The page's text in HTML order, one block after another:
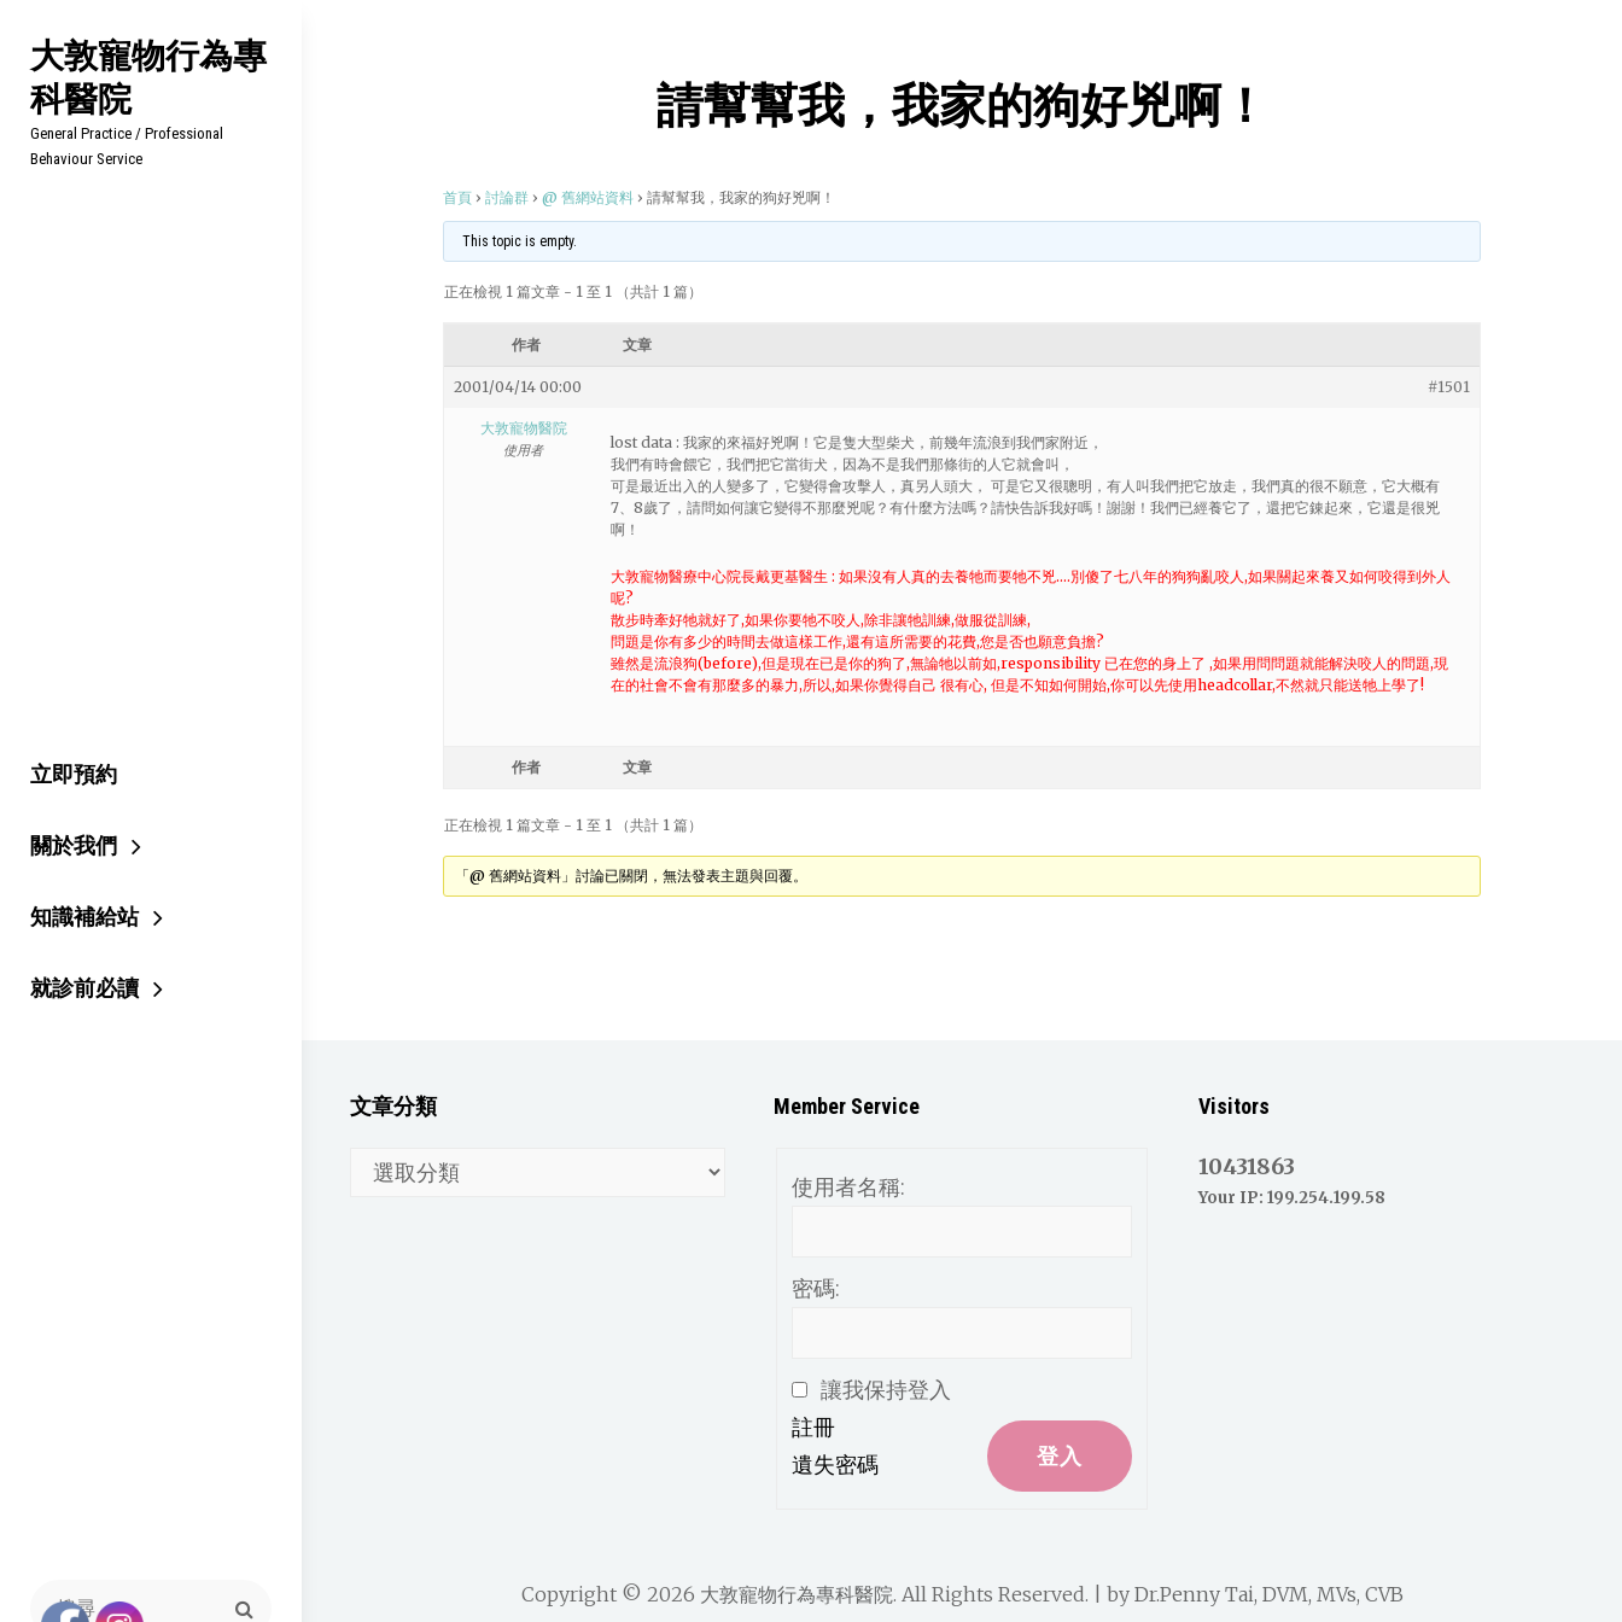
content
大敦寵物行為專
科醫院
General Practice / Professional
Behaviour Service
立即預約
關於我們
知識補給站
就診前必讀
Search
請幫幫我，我家的狗好兇啊！
首頁 › 討論群 › @ 舊網站資料 › 請幫幫我，我家的狗好兇啊！
This topic is empty.
正在檢視 1 篇文章 - 1 至 1 （共計 1 篇）
作者 文章
2001/04/14 00:00 #1501
大敦寵物醫院
使用者
lost data : 我家的來福好兇啊！它是隻大型柴犬，前幾年流浪到我們家附近，
我們有時會餵它，我們把它當街犬，因為不是我們那條街的人它就會叫，
可是最近出入的人變多了，它變得會攻擊人，真另人頭大， 可是它又很聰明，有人叫我們把它放走，我們真的很不願意，它大概有
7、8歲了，請問如何讓它變得不那麼兇呢？有什麼方法嗎？請快告訴我好嗎！謝謝！我們已經養它了，還把它錬起來，它還是很兇
啊！
大敦寵物醫療中心院長戴更基醫生 : 如果沒有人真的去養牠而要牠不兇….別傻了七八年的狗狗亂咬人,如果關起來養又如何咬得到外人
呢?
散步時牽好牠就好了,如果你要牠不咬人,除非讓牠訓練,做服從訓練,
問題是你有多少的時間去做這樣工作,還有這所需要的花費,您是否也願意負擔?
雖然是流浪狗(before),但是現在已是你的狗了,無論牠以前如,responsibility 已在您的身上了 ,如果用問問題就能解決咬人的問題,現
在的社會不會有那麼多的暴力,所以,如果你覺得自己 很有心, 但是不知如何開始,你可以先使用headcollar,不然就只能送牠上學了!
作者 文章
正在檢視 1 篇文章 - 1 至 1 （共計 1 篇）
「@ 舊網站資料」討論已關閉，無法發表主題與回覆。
文章分類 Member Service
使用者名稱:
密碼:
讓我保持登入
登入
註冊
遺失密碼
Visitors
10431863
Your IP: 199.254.199.58
Copyright © 2026 大敦寵物行為專科醫院. All Rights Reserved. | by Dr.Penny Tai, DVM, MVs, CVB